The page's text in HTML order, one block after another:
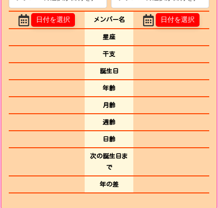
日付を選択 メンバー名 日付を選択
星座
干支
誕生日
年齢
月齢
週齢
日齢
次の誕生日ま
で
年の差